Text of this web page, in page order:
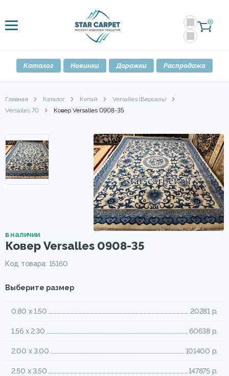
0
Каталог Новинки Дорожки Распродажа
Главная Каталог Китай
Versalles (Версаль)
Versalles 70
Ковер Versalles 0908-35
в наличии
Ковер Versalles 0908-35
Код товара: 15160
Выберите размер
0.80 x 1.50 20281 р.
1.56 x 2.30 60638 р.
2.00 x 3.00 101400 р.
2.50 x 3.50 147875 р.